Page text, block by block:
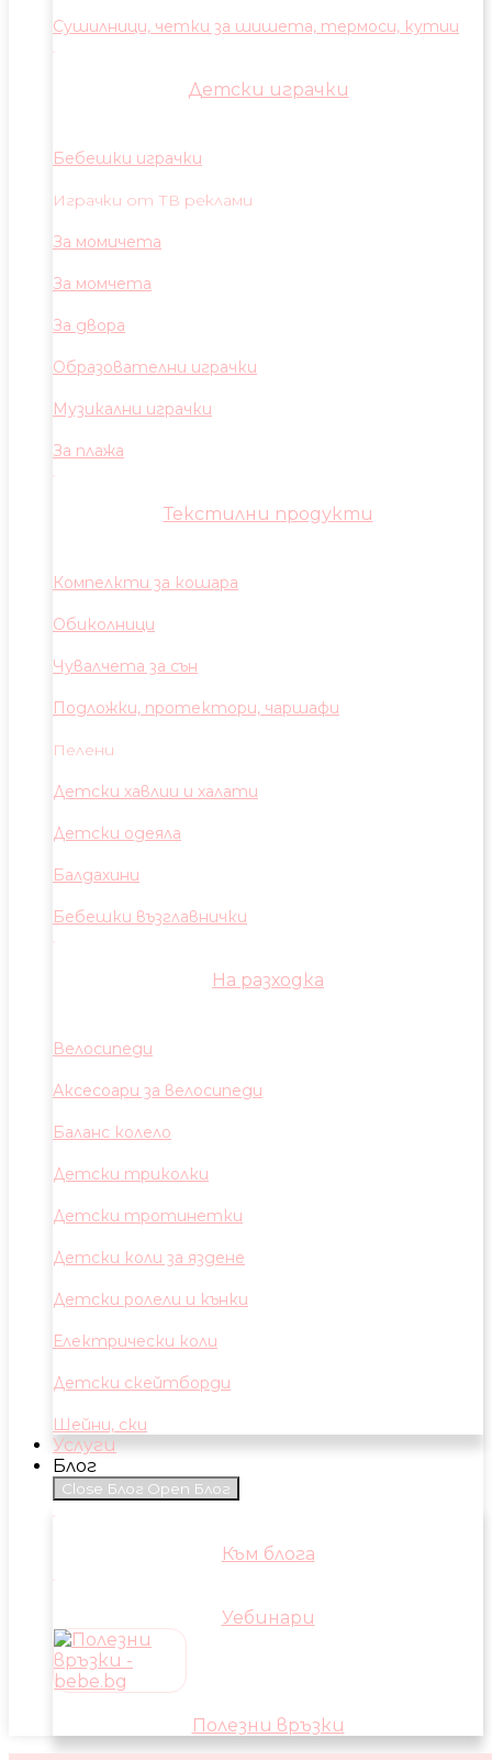
Сушилници, четки за шишета, термоси, кутии
Детски играчки
Бебешки играчки
Играчки от ТВ реклами
За момичета
За момчета
За двора
Образователни играчки
Музикални играчки
За плажа
Текстилни продукти
Компелкти за кошара
Обиколници
Чувалчета за сън
Подложки, протектори, чаршафи
Пелени
Детски хавлии и халати
Детски одеяла
Балдахини
Бебешки възглавнички
На разходка
Велосипеди
Аксесоари за велосипеди
Баланс колело
Детски триколки
Детски тротинетки
Детски коли за яздене
Детски ролели и кънки
Електрически коли
Детски скейтборди
Шейни, ски
Услуги
Блог
Close Блог Open Блог
Към блога
Уебинари
Полезни връзки